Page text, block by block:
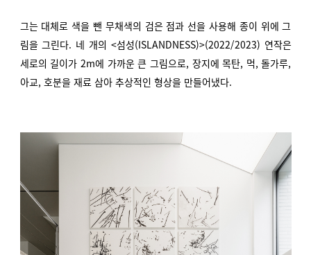
그는 대체로 색을 뺀 무채색의 검은 점과 선을 사용해 종이 위에 그
림을 그린다. 네 개의 <섬성(ISLANDNESS)>(2022/2023) 연작은
세로의 길이가 2m에 가까운 큰 그림으로, 장지에 목탄, 먹, 돌가루,
아교, 호분을 재료 삼아 추상적인 형상을 만들어냈다.